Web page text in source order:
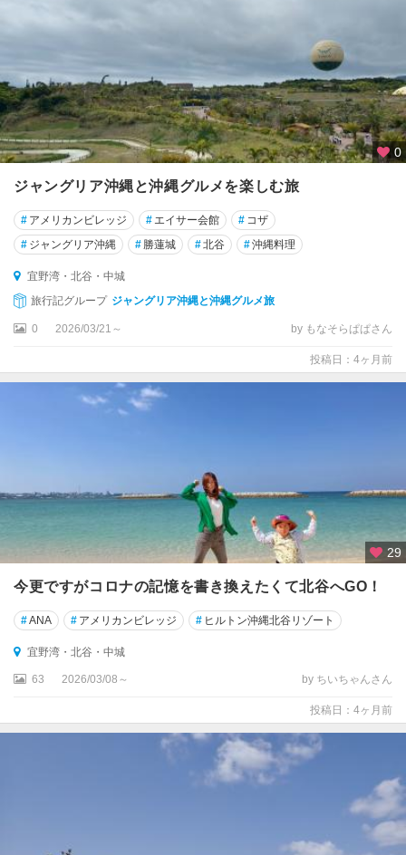
0
ジャングリア沖縄と沖縄グルメを楽しむ旅
# アメリカンビレッジ # エイサー会館 # コザ
# ジャングリア沖縄 # 勝蓮城 #北谷 #沖縄料理
宜野湾・北谷・中城
旅行記グループ ジャングリア沖縄と沖縄グルメ旅
0 2026/03/21～ by もなそらぱぱさん
投稿日：4ヶ月前
29
今更ですがコロナの記憶を書き換えたくて北谷へGO！
#ANA # アメリカンビレッジ # ヒルトン沖縄北谷リゾート
宜野湾・北谷・中城
63 2026/03/08～ by ちいちゃんさん
投稿日：4ヶ月前